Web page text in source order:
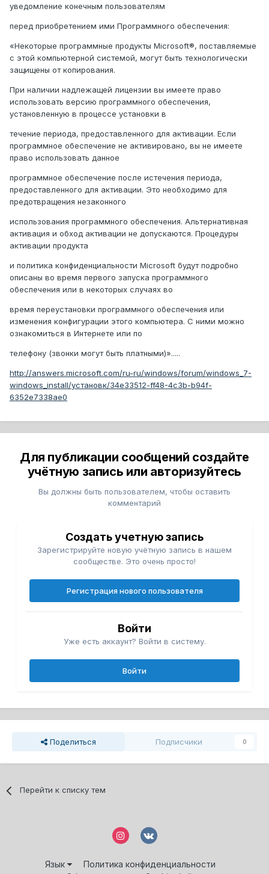
уведомление конечным пользователям
перед приобретением ими Программного обеспечения:
«Некоторые программные продукты Microsoft®, поставляемые
с этой компьютерной системой, могут быть технологически
защищены от копирования.
При наличии надлежащей лицензии вы имеете право
использовать версию программного обеспечения,
установленную в процессе установки в
течение периода, предоставленного для активации. Если
программное обеспечение не активировано, вы не имеете
право использовать данное
программное обеспечение после истечения периода,
предоставленного для активации. Это необходимо для
предотвращения незаконного
использования программного обеспечения. Альтернативная
активация и обход активации не допускаются. Процедуры
активации продукта
и политика конфиденциальности Microsoft будут подробно
описаны во время первого запуска программного
обеспечения или в некоторых случаях во
время переустановки программного обеспечения или
изменения конфигурации этого компьютера. С ними можно
ознакомиться в Интернете или по
телефону (звонки могут быть платными)».....
http://answers.microsoft.com/ru-ru/windows/forum/windows_7-
windows_install/установк/34e33512-ff48-4c3b-b94f-
6352e7338ae0
Для публикации сообщений создайте
учётную запись или авторизуйтесь
Вы должны быть пользователем, чтобы оставить
комментарий
Создать учетную запись
Зарегистрируйте новую учётную запись в нашем
сообществе. Это очень просто!
Регистрация нового пользователя
Войти
Уже есть аккаунт? Войти в систему.
Войти
Поделиться Подписчики 0
Перейти к списку тем
Язык
Политика конфиденциальности